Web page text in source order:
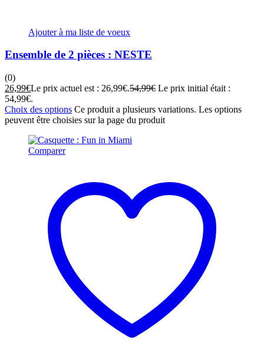
Ajouter à ma liste de voeux
Ensemble de 2 pièces : NESTE
(0)
26,99€Le prix actuel est : 26,99€.54,99€ Le prix initial était :
54,99€.
Choix des options Ce produit a plusieurs variations. Les options
peuvent être choisies sur la page du produit
Comparer